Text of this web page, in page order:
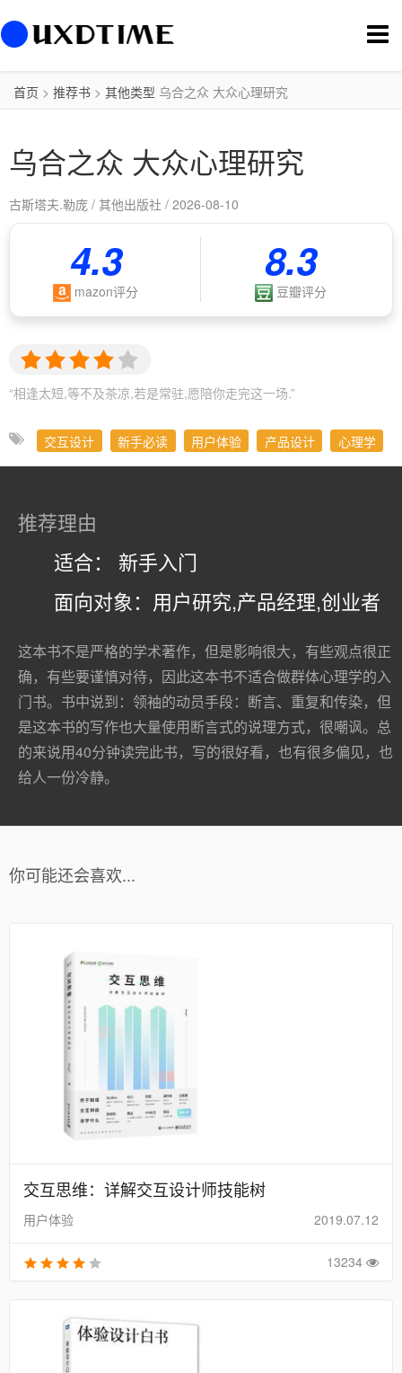
切
换
首页 > 推荐书 > 其他类型 乌合之众 大众心理研究
乌合之众 大众心理研究
古斯塔夫.勒庞 / 其他出版社 / 2026-08-10
4.3
mazon评分
8.3
豆瓣评分
“相逢太短,等不及茶凉,若是常驻,愿陪你走完这一场.”
交互设计 新手必读 用户体验 产品设计 心理学
推荐理由
适合： 新手入门
面向对象：用户研究,产品经理,创业者
这本书不是严格的学术著作，但是影响很大，有些观点很正
确，有些要谨慎对待，因此这本书不适合做群体心理学的入
门书。书中说到：领袖的动员手段：断言、重复和传染，但
是这本书的写作也大量使用断言式的说理方式，很嘲讽。总
的来说用40分钟读完此书，写的很好看，也有很多偏见，也
给人一份冷静。
你可能还会喜欢...
交互思维：详解交互设计师技能树
用户体验 2019.07.12
13234